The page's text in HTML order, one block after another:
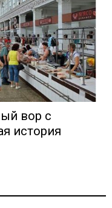
вор с
история